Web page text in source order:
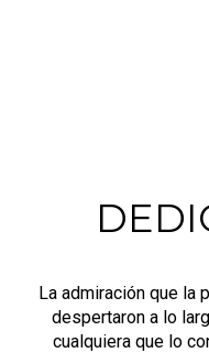
La admiración que la
despertaron a lo
cualquiera que lo